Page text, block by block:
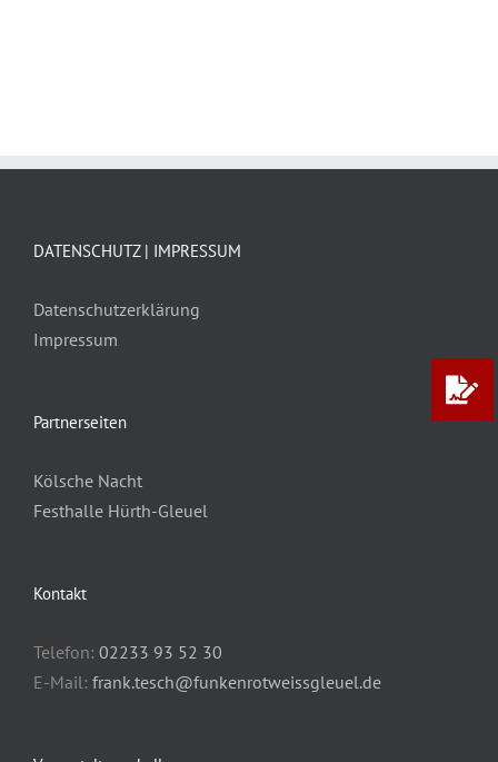
DATENSCHUTZ | IMPRESSUM
Datenschutzerklärung
Impressum
Partnerseiten
Kölsche Nacht
Festhalle Hürth-Gleuel
Kontakt
Telefon: 02233 93 52 30
E-Mail: frank.tesch@funkenrotweissgleuel.de